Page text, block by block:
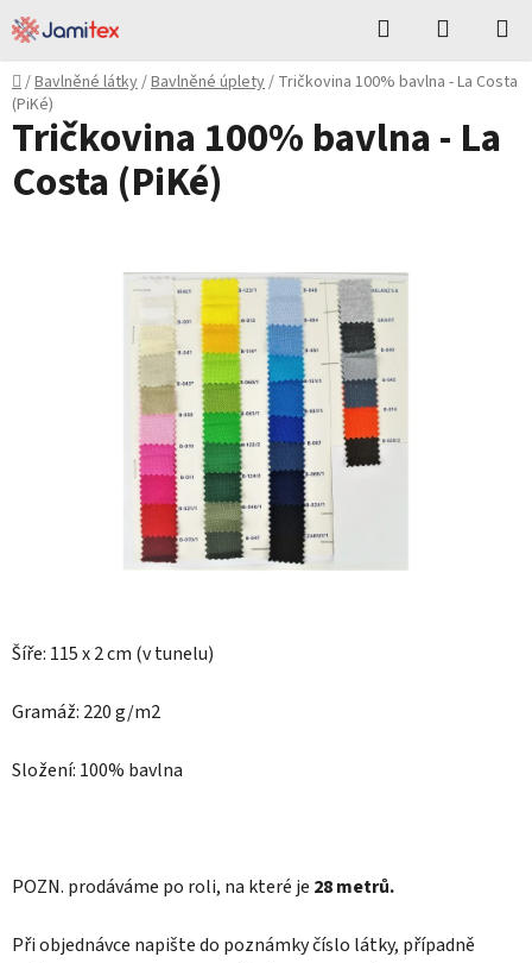
Přejít
na
obsah
Hledat
KOŠÍK
Domů
/Bavlněné látky/Bavlněné úplety/ Tričkovina 100% bavlna - La Costa
(PiKé)
Šíře: 115 x 2 cm (v tunelu)
Gramáž: 220 g/m2
Složení: 100% bavlna
POZN. prodáváme po roli, na které je 28 metrů.
Při objednávce napište do poznámky číslo látky, případně
Tričkovina 100% bavlna - La
Costa (PiKé)